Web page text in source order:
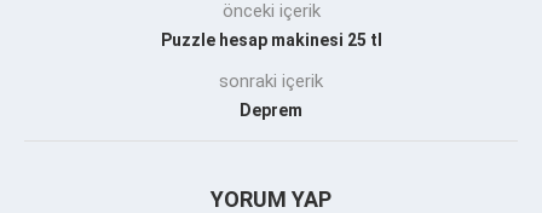
önceki içerik
Puzzle hesap makinesi 25 tl
sonraki içerik
Deprem
YORUM YAP